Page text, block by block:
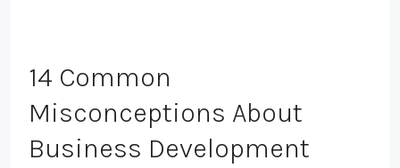
14 Common
Misconceptions About
Business Development